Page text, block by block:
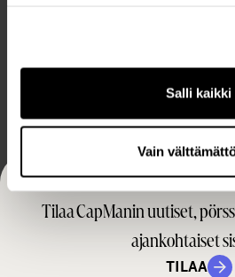
Salli kaikki
Vain
Tilaa CapManin uutiset,
ajankohtaiset
TILAA